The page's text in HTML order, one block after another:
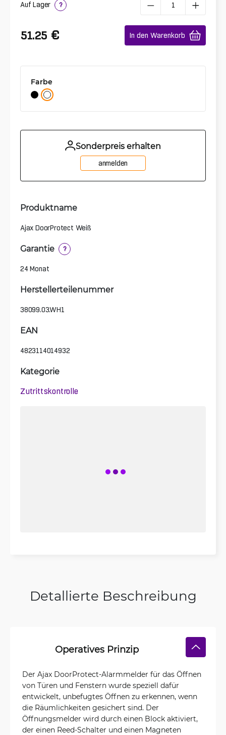
Auf Lager ?
51.25 € In den Warenkorb
Farbe
Sonderpreis erhalten
anmelden
Produktname
Ajax DoorProtect Weiß
Garantie ?
24 Monat
Herstellerteilenummer
38099.03.WH1
EAN
4823114014932
Kategorie
Zutrittskontrolle
Detallierte Beschreibung
Operatives Prinzip
Der Ajax DoorProtect-Alarmmelder für das Öffnen
von Türen und Fenstern wurde speziell dafür
entwickelt, unbefugtes Öffnen zu erkennen, wenn
die Räumlichkeiten gesichert sind. Der
Öffnungsmelder wird durch einen Block aktiviert,
der einen Reed-Schalter und einen Magneten